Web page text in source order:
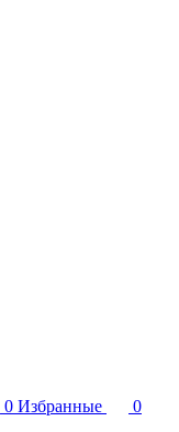
0 Избранные
0